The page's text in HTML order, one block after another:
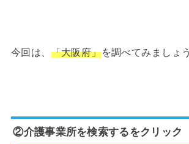
今回は、 「大阪府」を調べてみましょ
②介護事業所を検索するをクリック